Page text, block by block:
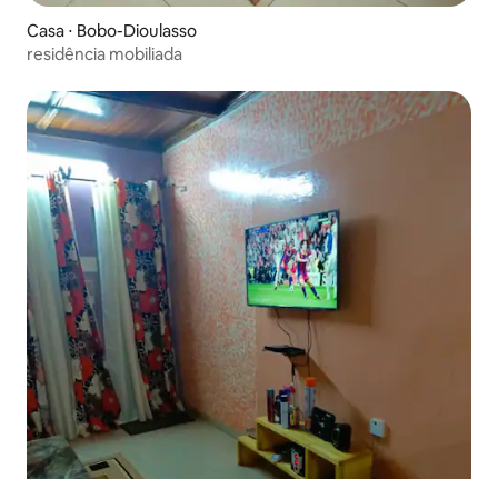
Casa ⋅ Bobo-Dioulasso
residência mobiliada